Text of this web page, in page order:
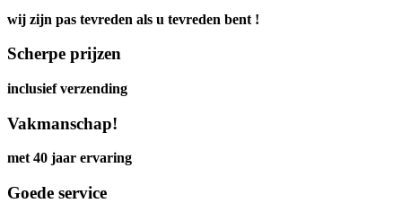
wij zijn pas tevreden als u tevreden bent !
Scherpe prijzen
inclusief verzending
Vakmanschap!
met 40 jaar ervaring
Goede service